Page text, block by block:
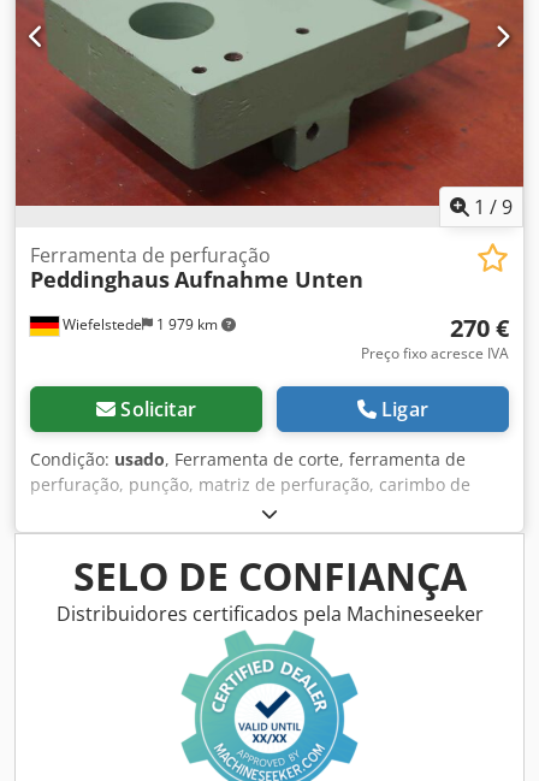
1 /9
Wiefelstede 1 979 km
Ferramenta de perfuração
PeddinghausAufnahme Unten
270 €
Preço fixo acresce IVA
Solicitar Ligar
Condição: usado, Ferramenta de corte, ferramenta de
perfuração, punção, matriz de perfuração, carimbo de
perfuração, ferramenta de moldagem de guelras -
Fabricante: Peddinghaus, ferramenta de perfuração para
segurar matrizes -Diâmetro do furo: 70 mm Cedperfzthsfx
Af Hjrf -Dimensões: 220/320/H115 mm -Peso: 32 kg
SELO DE CONFIANÇA
Distribuidores certificados pela Machineseeker